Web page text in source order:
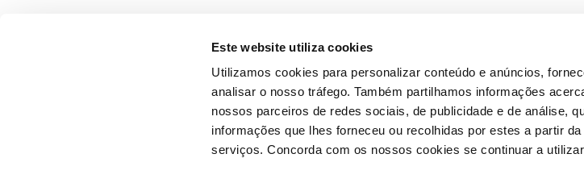
Este website utiliza cookies
Utilizamos cookies para personalizar conteúdo e anúncios,
analisar o nosso tráfego. Também partilhamos informações
nossos parceiros de redes sociais, de publicidade e de análise,
informações que lhes forneceu ou recolhidas por estes a partir
serviços. Concorda com os nossos cookies se continuar a